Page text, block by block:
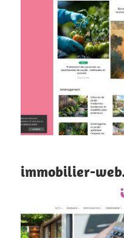
immobilier-